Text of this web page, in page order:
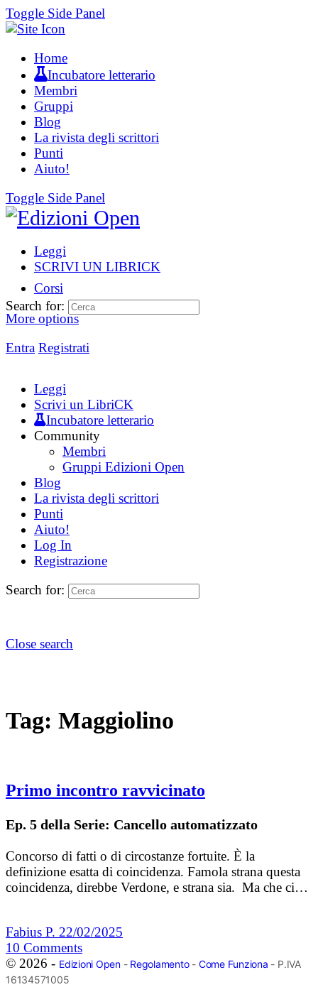
Toggle Side Panel
Home
Incubatore letterario
Membri
Gruppi
Blog
La rivista degli scrittori
Punti
Aiuto!
Toggle Side Panel
Leggi
SCRIVI UN LIBRICK
Corsi
More options
Entra Registrati
Search for:
Leggi
Scrivi un LibriCK
Incubatore letterario
Community
Membri
Gruppi Edizioni Open
Blog
La rivista degli scrittori
Punti
Aiuto!
Log In
Registrazione
Search for:
Close search
Tag: Maggiolino
Primo incontro ravvicinato
Ep. 5 della Serie: Cancello automatizzato
Concorso di fatti o di circostanze fortuite. È la
definizione esatta di coincidenza. Famola strana questa
coincidenza, direbbe Verdone, e strana sia. Ma che ci…
Fabius P. 22/02/2025
10 Comments
© 2026 - Edizioni Open- Regolamento- Come Funziona - P.IVA
16134571005